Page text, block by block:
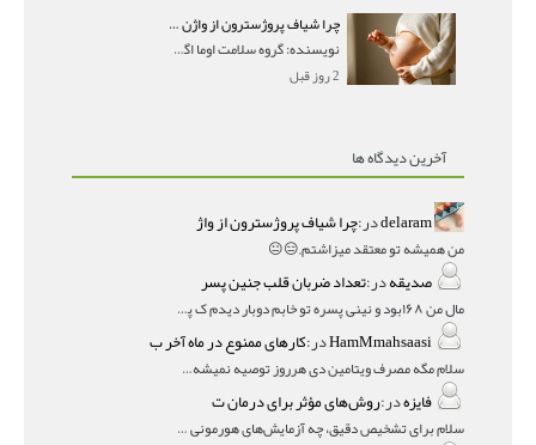
چرا شیاف پروژسترون از واژن بیرون می‌ریزد؟ میزان جذب و زمان صحیح مصرف
نویسنده: گروه سلامت اوما اگر بعد از گذاشتن شیاف پر
2 روز قبل
آخرین دیدگاه ها
delaramدر:چرا شیاف پروژسترون از واژ
من همیشه تو معتقد میزاشتم,,😑😐
صدیقهدر:تعداد ضربان قلب جنین پسر
مال من ۱۶۸بود و نینی پسره تو خابم دوبار دیدم ک پسره
HamMmahsaasiدر:کارهای ممنوع در ماه آخر ب
سلام مگه مصرف ویتامین دی هرروز توصیه نمیشه؟درمقاله میگه
فایزهدر:روش‌های مؤثر برای درمان ت
سلام برای تشخیص دقیق، چه آزمایش‌های هورمونی و چه سونوگر